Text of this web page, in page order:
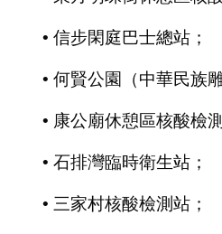
• 信步閑庭巴士總站；
• 何賢公園（中華民族
• 康公廟休憩區核酸檢
• 石排灣臨時衛生站；
• 三家村核酸檢測站；